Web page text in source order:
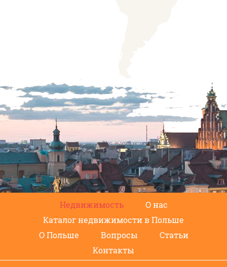
Недвижимость
О нас
Каталог недвижимости в Польше
О Польше
Вопросы
Статьи
Контакты